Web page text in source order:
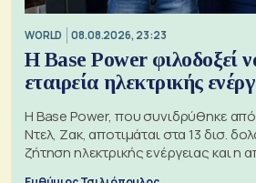
WORLD 08.08.2026, 23:23
Η Base Power φιλοδοξεί
εταιρεία ηλεκτρικής
Η Base Power, που συνιδρύθηκε από
Ντελ, Ζακ, αποτιμάται στα 13 δισ.
ζήτηση ηλεκτρικής ενέργειας και η